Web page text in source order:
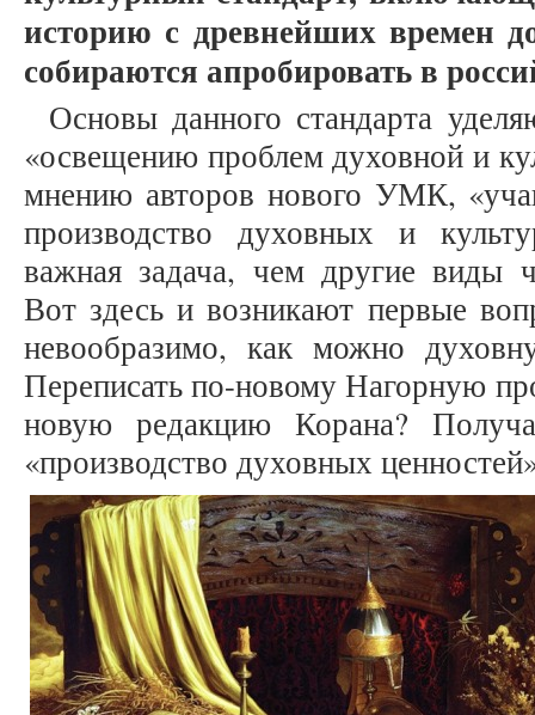
историю с древнейших времен
собираются апробировать в
Основы данного стандарта
«освещению проблем духовной и
мнению авторов нового УМК,
производство духовных и
важная задача, чем другие виды
Вот здесь и возникают первые
невообразимо, как можно
Переписать по-новому Нагорную
новую редакцию Корана?
«производство духовных